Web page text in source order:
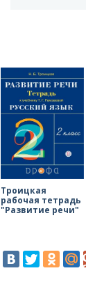
Троицкая
рабочая тетрадь
"Развитие речи"